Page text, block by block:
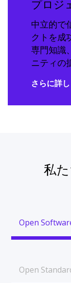
プロジ
中立的で
クトを成
専門知識
ニティの
さらに詳し
私
Open
Open